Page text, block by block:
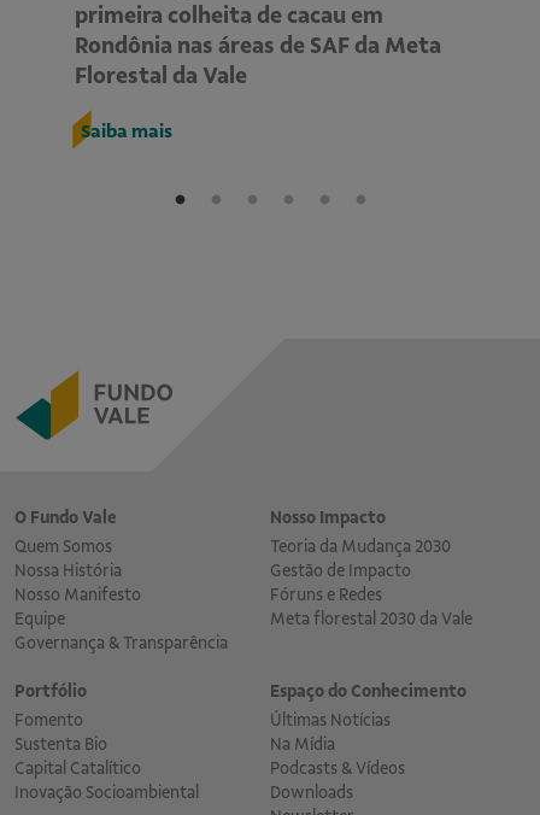
primeira colheita de cacau em
Rondônia nas áreas de SAF da Meta
Florestal da Vale
Saiba mais
O Fundo Vale
Quem Somos
Nossa História
Nosso Manifesto
Equipe
Governança & Transparência
Nosso Impacto
Teoria da Mudança 2030
Gestão de Impacto
Fóruns e Redes
Meta florestal 2030 da Vale
Portfólio
Fomento
Sustenta Bio
Capital Catalítico
Inovação Socioambiental
Espaço do Conhecimento
Últimas Notícias
Na Mídia
Podcasts & Vídeos
Downloads